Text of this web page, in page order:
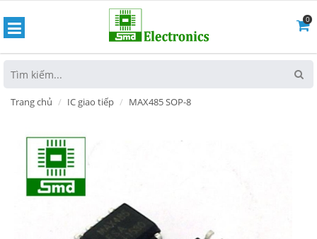
0
Trang chủ IC giao tiếp MAX485 SOP-8